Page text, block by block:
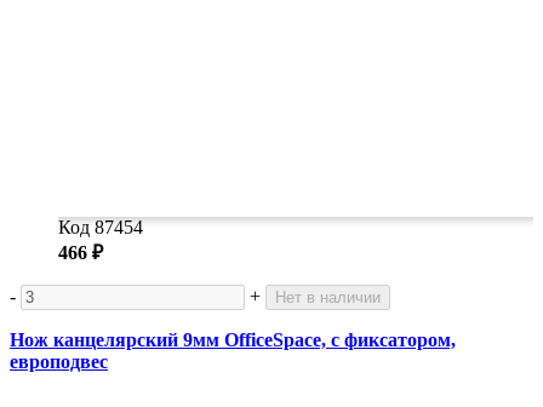
Код 87454
466 ₽
- + Нет в наличии
Нож канцелярский 9мм OfficeSpace, с фиксатором,
европодвес